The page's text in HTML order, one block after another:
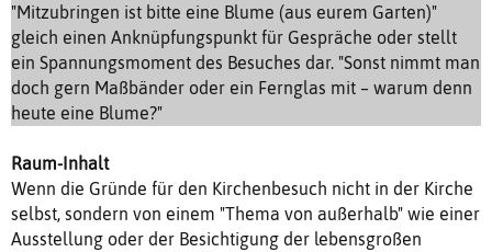
"Mitzubringen ist bitte eine Blume (aus eurem Garten)"
gleich einen Anknüpfungspunkt für Gespräche oder stellt
ein Spannungsmoment des Besuches dar. "Sonst nimmt man
doch gern Maßbänder oder ein Fernglas mit – warum denn
heute eine Blume?"
Raum-Inhalt
Wenn die Gründe für den Kirchenbesuch nicht in der Kirche
selbst, sondern von einem "Thema von außerhalb" wie einer
Ausstellung oder der Besichtigung der lebensgroßen